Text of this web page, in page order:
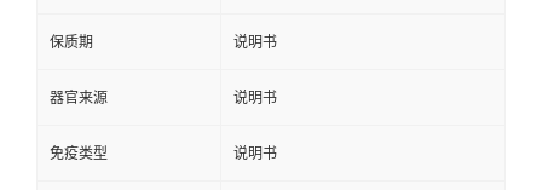
保质期 说明书
器官来源 说明书
免疫类型 说明书